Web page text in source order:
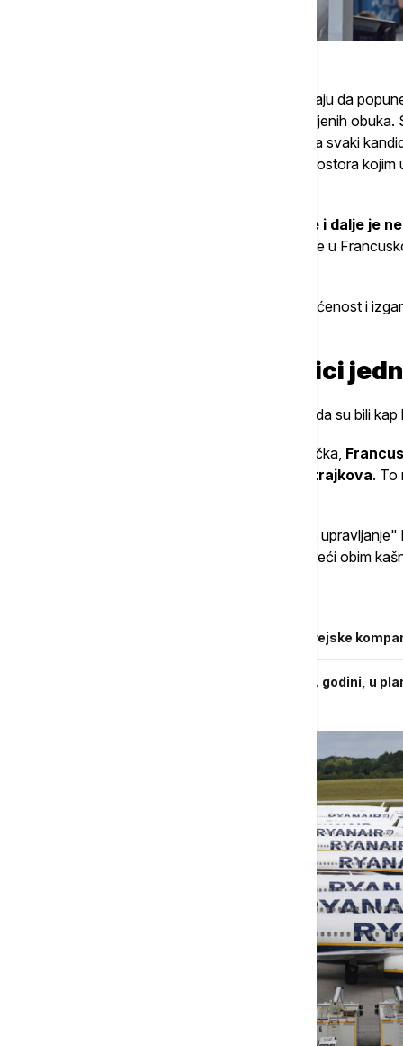
Kontrolni centri širom Evrope teško uspevaju da
pandemijskih budžetskih rezova i obustavljenih
, a svaki
evropskog, fragmentisanog vazdušnog prostora
Francuske i Nemačke i dalje je
France-KLM grupe Ben Smit izjavio je da je u
Istovremeno, kontrolori navode preopterećenost i
Putnici i avio-prevoznici
Štrajkovi u Francuskoj početkom jula možda su bili
Za razliku od zemalja kao što su Italija i Grčka,
prelete preko svoje teritorije tokom štrajkova. To
je oštro kritikovao "katastrofalno
Nemačkoj, uz upozorenje da se očekuje veći obim
Porodice žrtava udesa aviona južnokorejske
Er Srbiji prevezla milion putnika u 2025. godini, u